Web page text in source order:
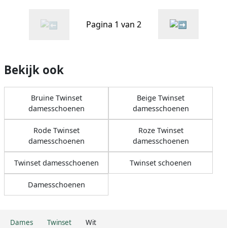
Dames Twinset Wit
Pagina 1 van 2
Bekijk ook
Bruine Twinset
damesschoenen
Beige Twinset
damesschoenen
Rode Twinset
damesschoenen
Roze Twinset
damesschoenen
Twinset damesschoenen Twinset schoenen
Damesschoenen